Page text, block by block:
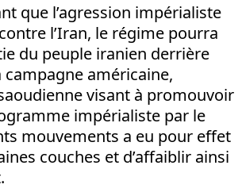
que l’agression impérialiste
l’Iran, le régime pourra
du peuple iranien derrière
campagne américaine,
visant à promouvoir
impérialiste par le
mouvements a eu pour effet
couches et d’affaiblir ainsi